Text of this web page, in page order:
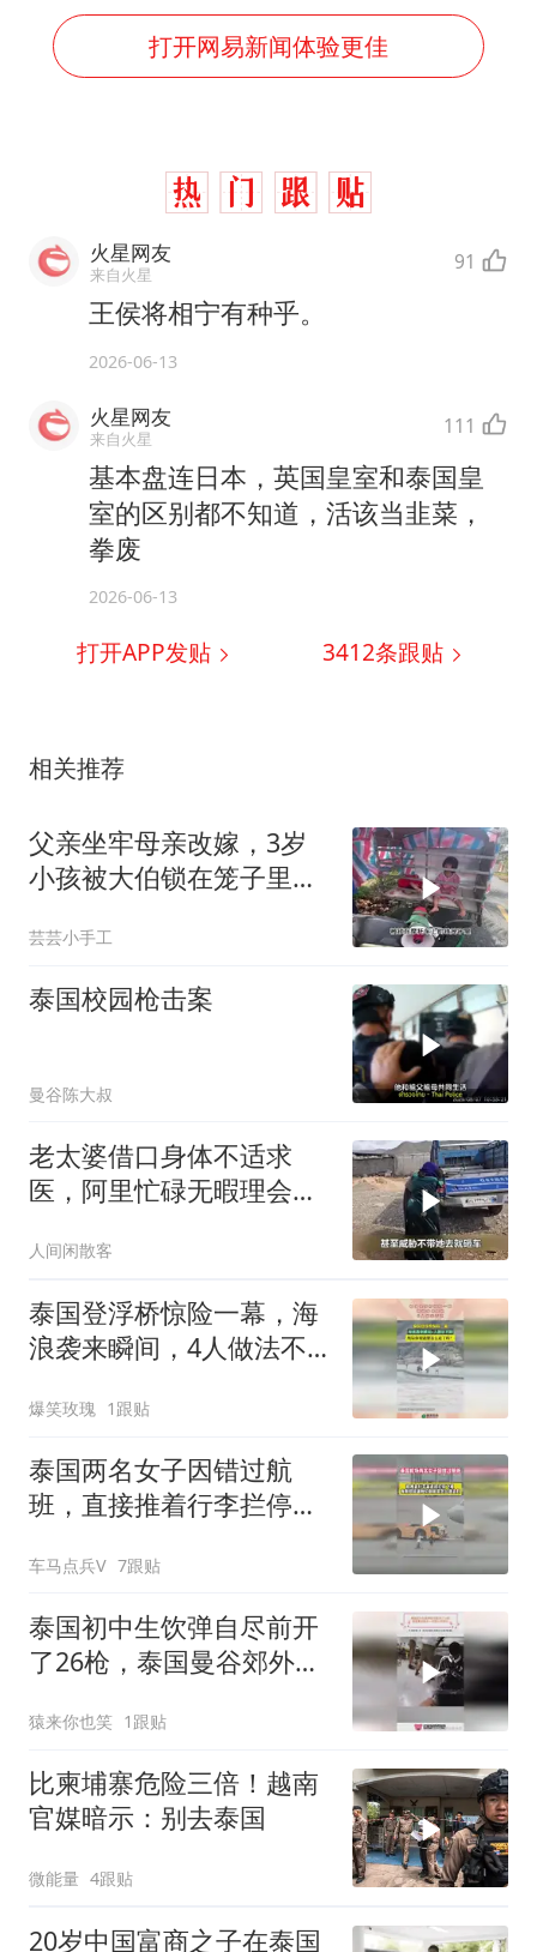
打开网易新闻体验更佳
火星网友
来自火星 91
王侯将相宁有种乎。
2026-06-13
火星网友
来自火星 111
基本盘连日本，英国皇室和泰国皇
室的区别都不知道，活该当韭菜，
拳废
2026-06-13
打开APP发贴 3412条跟贴
相关推荐
父亲坐牢母亲改嫁，3岁
小孩被大伯锁在笼子里，
芸芸小手工
泰国校园枪击案
曼谷陈大叔
老太婆借口身体不适求
医，阿里忙碌无暇理会对
人间闲散客
泰国登浮桥惊险一幕，海
浪袭来瞬间，4人做法不
爆笑玫瑰 1跟贴
泰国两名女子因错过航
班，直接推着行李拦停了
车马点兵V 7跟贴
泰国初中生饮弹自尽前开
了26枪，泰国曼谷郊外一
猿来你也笑 1跟贴
比柬埔寨危险三倍！越南
官媒暗示：别去泰国
微能量 4跟贴
20岁中国富商之子在泰国